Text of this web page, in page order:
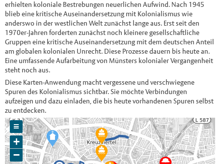
erhielten koloniale Bestrebungen neuerlichen Aufwind. Nach 1945
blieb eine kritische Auseinandersetzung mit Kolonialismus wie
anderswo in der westlichen Welt zunächst lange aus. Erst seit den
1970er-Jahren forderten zunächst noch kleinere gesellschaftliche
Gruppen eine kritische Auseinandersetzung mit dem deutschen Anteil
am globalen kolonialen Unrecht. Diese Prozesse dauern bis heute an.
Eine umfassende Aufarbeitung von Münsters kolonialer Vergangenheit
steht noch aus.
Diese Karten-Anwendung macht vergessene und verschwiegene
Spuren des Kolonialismus sichtbar. Sie möchte Verbindungen
aufzeigen und dazu einladen, die bis heute vorhandenen Spuren selbst
zu entdecken.